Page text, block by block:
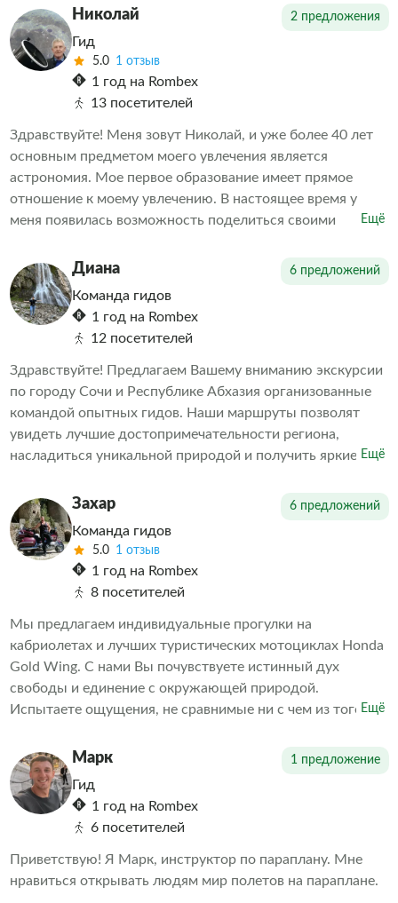
впечатления от проведенных экскурсий другими
организаторами. Делаем всё возможное, чтобы наши
клиенты остались довольны. А дальше выбор за вами
Николай 2 предложения
Гид
5.0 1 отзыв
1 год на Rombex
13 посетителей
Здравствуйте! Меня зовут Николай, и уже более 40 лет
основным предметом моего увлечения является
астрономия. Мое первое образование имеет прямое
отношение к моему увлечению. В настоящее время у
меня появилась возможность поделиться своими
эта тема. Мне также интересна история, современность,
будущее Российской (Советской) и зарубежной
космонавтики, в том числе в части исследования
объектов Солнечной системы. С радостью расскажу
множество интересных фактов.
Ещё
Диана 6 предложений
Команда гидов
1 год на Rombex
12 посетителей
Здравствуйте! Предлагаем Вашему вниманию экскурсии
по городу Сочи и Республике Абхазия организованные
командой опытных гидов. Наши маршруты позволят
увидеть лучшие достопримечательности региона,
насладиться уникальной природой и получить яркие
насыщенную программу мероприятий. Выбираете нас –
выбираете качественные услуги и приятные
воспоминания о поездке.
Ещё
Захар 6 предложений
Команда гидов
5.0 1 отзыв
1 год на Rombex
8 посетителей
Мы предлагаем индивидуальные прогулки на
кабриолетах и лучших туристических мотоциклах Honda
Gold Wing. С нами Вы почувствуете истинный дух
свободы и единение с окружающей природой.
Испытаете ощущения, не сравнимые ни с чем из того,Ещё
Марк 1 предложение
Гид
1 год на Rombex
6 посетителей
Приветствую! Я Марк, инструктор по параплану. Мне
нравиться открывать людям мир полетов на параплане.